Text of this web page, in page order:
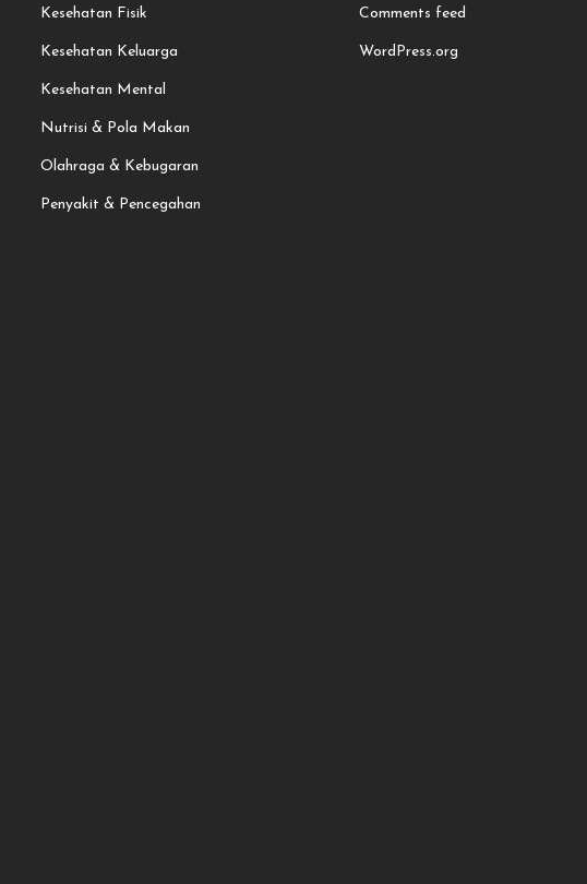
Kesehatan Fisik
Kesehatan Keluarga
Kesehatan Mental
Nutrisi & Pola Makan
Olahraga & Kebugaran
Penyakit & Pencegahan
Comments feed
WordPress.org